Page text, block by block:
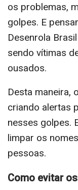
os problemas,
golpes. E
Desenrola
sendo vítimas
ousados.
Desta maneira,
criando alertas
nesses golpes.
limpar os
pessoas.
Como evitar